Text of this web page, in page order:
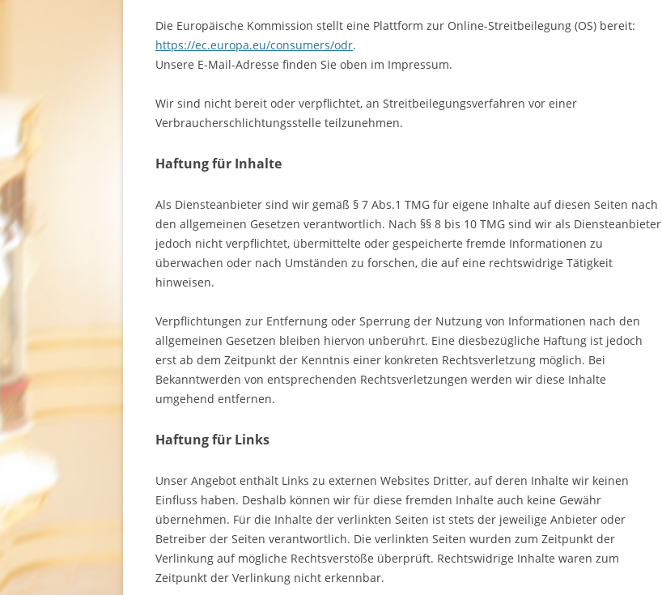
Die Europäische Kommission stellt eine Plattform zur Online-Streitbeilegung (OS) bereit:
https://ec.europa.eu/consumers/odr.
Unsere E-Mail-Adresse finden Sie oben im Impressum.
Wir sind nicht bereit oder verpflichtet, an Streitbeilegungsverfahren vor einer
Verbraucherschlichtungsstelle teilzunehmen.
Haftung für Inhalte
Als Diensteanbieter sind wir gemäß § 7 Abs.1 TMG für eigene Inhalte auf diesen Seiten nach
den allgemeinen Gesetzen verantwortlich. Nach §§ 8 bis 10 TMG sind wir als Diensteanbieter
jedoch nicht verpflichtet, übermittelte oder gespeicherte fremde Informationen zu
überwachen oder nach Umständen zu forschen, die auf eine rechtswidrige Tätigkeit
hinweisen.
Verpflichtungen zur Entfernung oder Sperrung der Nutzung von Informationen nach den
allgemeinen Gesetzen bleiben hiervon unberührt. Eine diesbezügliche Haftung ist jedoch
erst ab dem Zeitpunkt der Kenntnis einer konkreten Rechtsverletzung möglich. Bei
Bekanntwerden von entsprechenden Rechtsverletzungen werden wir diese Inhalte
umgehend entfernen.
Haftung für Links
Unser Angebot enthält Links zu externen Websites Dritter, auf deren Inhalte wir keinen
Einfluss haben. Deshalb können wir für diese fremden Inhalte auch keine Gewähr
übernehmen. Für die Inhalte der verlinkten Seiten ist stets der jeweilige Anbieter oder
Betreiber der Seiten verantwortlich. Die verlinkten Seiten wurden zum Zeitpunkt der
Verlinkung auf mögliche Rechtsverstöße überprüft. Rechtswidrige Inhalte waren zum
Zeitpunkt der Verlinkung nicht erkennbar.